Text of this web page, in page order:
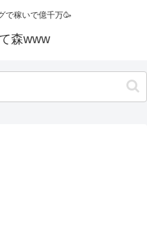
で稼いで億千万🥳
森www